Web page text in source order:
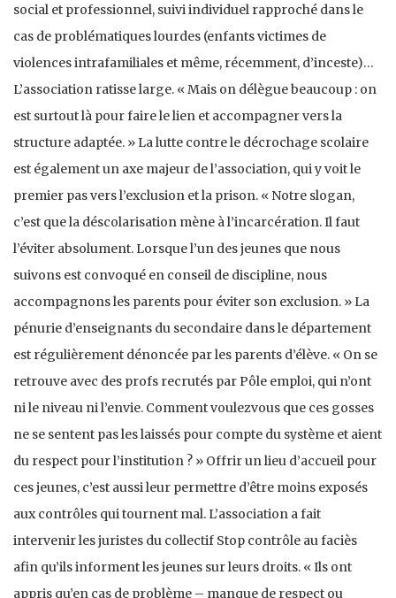
social et professionnel, suivi individuel rapproché dans le
cas de problématiques lourdes (enfants victimes de
violences intrafamiliales et même, récemment, d’inceste)…
L’association ratisse large. « Mais on délègue beaucoup : on
est surtout là pour faire le lien et accompagner vers la
structure adaptée. » La lutte contre le décrochage scolaire
est également un axe majeur de l’association, qui y voit le
premier pas vers l’exclusion et la prison. « Notre slogan,
c’est que la déscolarisation mène à l’incarcération. Il faut
l’éviter absolument. Lorsque l’un des jeunes que nous
suivons est convoqué en conseil de discipline, nous
accompagnons les parents pour éviter son exclusion. » La
pénurie d’enseignants du secondaire dans le département
est régulièrement dénoncée par les parents d’élève. « On se
retrouve avec des profs recrutés par Pôle emploi, qui n’ont
ni le niveau ni l’envie. Comment voulezvous que ces gosses
ne se sentent pas les laissés pour compte du système et aient
du respect pour l’institution ? » Offrir un lieu d’accueil pour
ces jeunes, c’est aussi leur permettre d’être moins exposés
aux contrôles qui tournent mal. L’association a fait
intervenir les juristes du collectif Stop contrôle au faciès
afin qu’ils informent les jeunes sur leurs droits. « Ils ont
appris qu’en cas de problème – manque de respect ou